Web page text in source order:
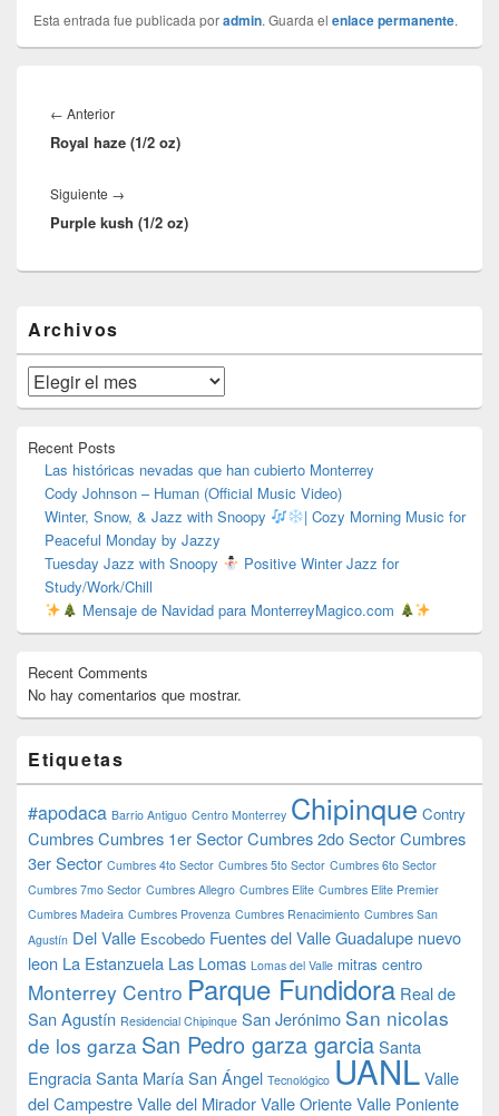
Esta entrada fue publicada poradmin. Guarda el enlace permanente.
de
entradas
← AnteriorEntrada
anterior:
Royal haze (1/2 oz)
Siguiente →
siguiente:
Purple kush (1/2 oz)
área
de
widget
barra
lateral
Archivos
Archivos
Recent Posts
Las históricas nevadas que han cubierto Monterrey
Cody Johnson – Human (Official Music Video)
Winter, Snow, & Jazz with Snoopy
| Cozy Morning Music for
Peaceful Monday by Jazzy
Tuesday Jazz with Snoopy
Positive Winter Jazz for
Study/Work/Chill
Mensaje de Navidad para MonterreyMagico.com
Recent Comments
No hay comentarios que mostrar.
Etiquetas
#apodaca Barrio Antiguo Centro Monterrey Chipinque Contry
CumbresCumbres 1er SectorCumbres 2do SectorCumbres
3er Sector Cumbres 4to Sector Cumbres 5to Sector Cumbres 6to Sector
Cumbres 7mo Sector Cumbres Allegro Cumbres Elite Cumbres Elite Premier
Cumbres Madeira Cumbres Provenza Cumbres Renacimiento Cumbres San
Agustín Del Valle Escobedo Fuentes del ValleGuadalupe nuevo
leon La Estanzuela Las Lomas Lomas del Valle mitras centro
Monterrey Centro Parque Fundidora Real de
San Agustín Residencial Chipinque San Jerónimo San nicolas
de los garza San Pedro garza garciaSanta
EngraciaSanta MaríaSan Ángel Tecnológico UANLValle
del CampestreValle del MiradorValle OrienteValle Poniente